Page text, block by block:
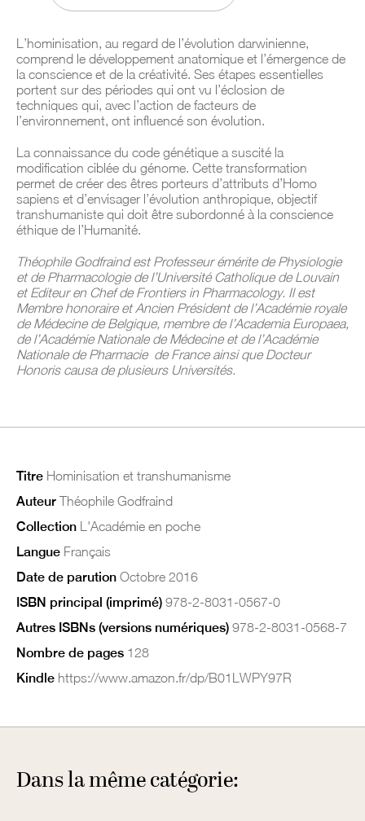
L’hominisation, au regard de l’évolution darwinienne,
comprend le développement anatomique et l’émergence de
la conscience et de la créativité. Ses étapes essentielles
portent sur des périodes qui ont vu l’éclosion de
techniques qui, avec l’action de facteurs de
l’environnement, ont influencé son évolution.
La connaissance du code génétique a suscité la
modification ciblée du génome. Cette transformation
permet de créer des êtres porteurs d’attributs d’Homo
sapiens et d’envisager l’évolution anthropique, objectif
transhumaniste qui doit être subordonné à la conscience
éthique de l’Humanité.
Théophile Godfraind est Professeur émérite de Physiologie
et de Pharmacologie de l’Université Catholique de Louvain
et Editeur en Chef de Frontiers in Pharmacology. Il est
Membre honoraire et Ancien Président de l’Académie royale
de Médecine de Belgique, membre de l’Academia Europaea,
de l’Académie Nationale de Médecine et de l’Académie
Nationale de Pharmacie de France ainsi que Docteur
Honoris causa de plusieurs Universités.
Titre Hominisation et transhumanisme
Auteur Théophile Godfraind
Collection L'Académie en poche
Langue Français
Date de parution Octobre 2016
ISBN principal (imprimé) 978-2-8031-0567-0
Autres ISBNs (versions numériques) 978-2-8031-0568-7
Nombre de pages 128
Kindle https://www.amazon.fr/dp/B01LWPY97R
Dans la même catégorie: